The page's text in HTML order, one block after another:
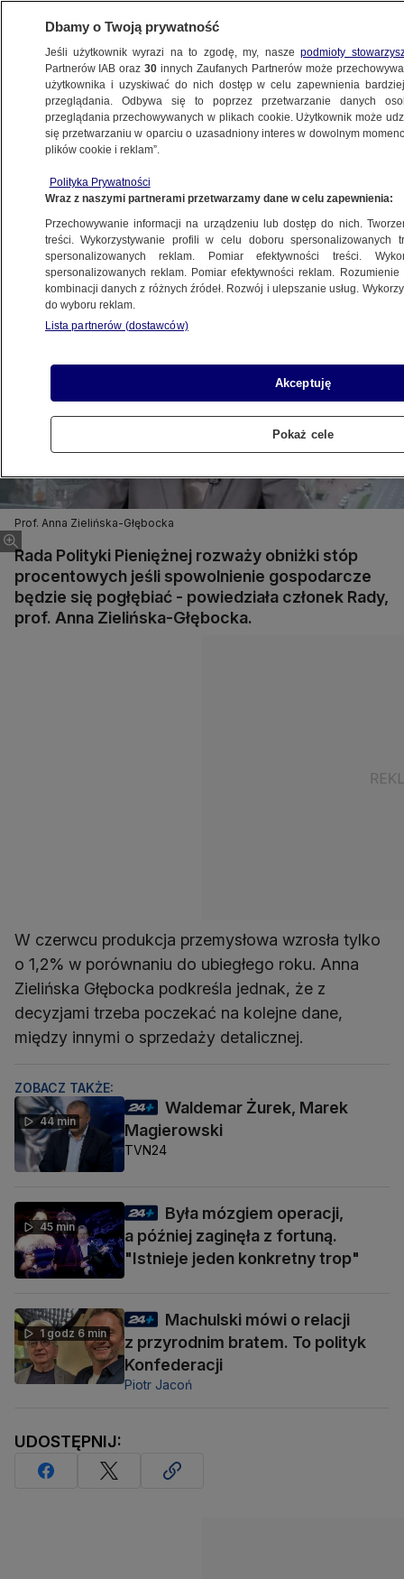
BIZNES
Z KRAJU
19.07.2012, 13:39
Udostępnij
Prof. Anna Zielińska-Głębocka
Rada Polityki Pieniężnej rozważy obniżki stóp
procentowych jeśli spowolnienie gospodarcze
będzie się pogłębiać - powiedziała członek Rady,
prof. Anna Zielińska-Głębocka.
W czerwcu produkcja przemysłowa wzrosła tylko
o 1,2% w porównaniu do ubiegłego roku. Anna
Zielińska Głębocka podkreśla jednak, że z
decyzjami trzeba poczekać na kolejne dane,
między innymi o sprzedaży detalicznej.
ZOBACZ TAKŻE:
44 min
Waldemar Żurek, Marek
Magierowski
TVN24
45 min
Była mózgiem operacji,
a później zaginęła z fortuną.
"Istnieje jeden konkretny trop"
1 godz 6 min
Machulski mówi o relacji
z przyrodnim bratem. To polityk
Konfederacji
Piotr Jacoń
UDOSTĘPNIJ:
Dbamy o Twoją prywatność
Jeśli użytkownik wyrazi na to zgodę, my, naszepodmioty
Partnerów IAB oraz30 innych Zaufanych Partnerów może
użytkownika i uzyskiwać do nich dostęp w celu zapewnienia
przeglądania. Odbywa się to poprzez przetwarzanie danych
przeglądania przechowywanych w plikach cookie. Użytkownik może
się przetwarzaniu w oparciu o uzasadniony interes w dowolnym
plików cookie i reklam”.
Polityka Prywatności
Wraz z naszymi partnerami przetwarzamy dane w celu zapewnienia:
Przechowywanie informacji na urządzeniu lub dostęp do nich.
treści. Wykorzystywanie profili w celu doboru spersonalizowanych
spersonalizowanych reklam. Pomiar efektywności treści.
spersonalizowanych reklam. Pomiar efektywności reklam.
kombinacji danych z różnych źródeł. Rozwój i ulepszanie usług.
do wyboru reklam.
Lista partnerów (dostawców)
Akceptuję
Pokaż cele